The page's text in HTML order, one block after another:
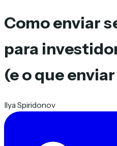
Como enviar
para
(e o que
Ilya Spiridonov